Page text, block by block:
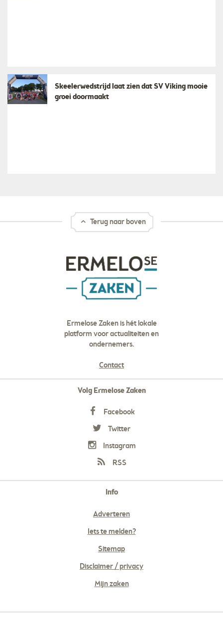
Skeelerwedstrijd laat zien dat SV Viking mooie
groei doormaakt
Terug naar boven
Ermelose Zaken is hét lokale
platform voor actualiteiten en
ondernemers.
Contact
Volg Ermelose Zaken
Facebook
Twitter
Instagram
RSS
Info
Adverteren
Iets te melden?
Sitemap
Disclaimer / privacy
Mijn zaken